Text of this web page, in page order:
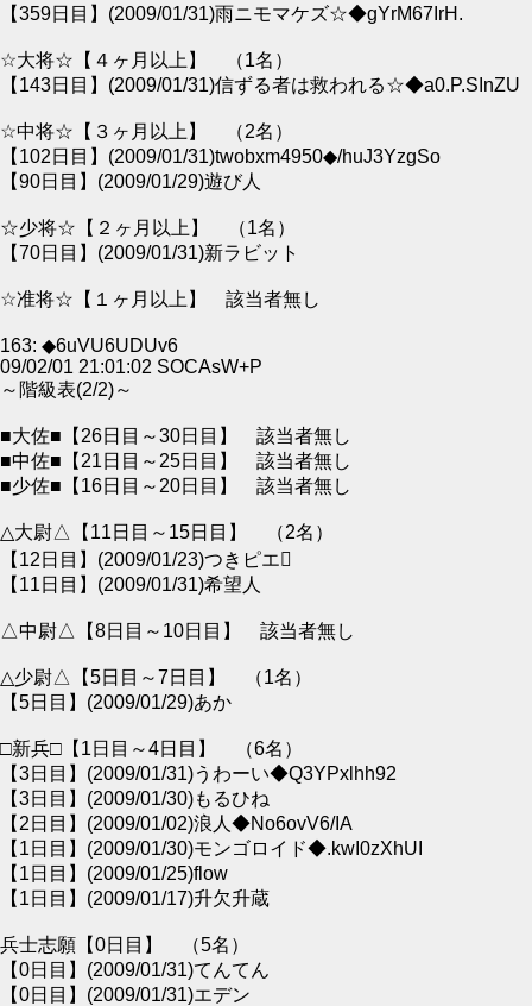
【359日目】(2009/01/31)雨ニモマケズ☆◆gYrM67IrH.
☆大将☆【４ヶ月以上】 （1名）
【143日目】(2009/01/31)信ずる者は救われる☆◆a0.P.SInZU
☆中将☆【３ヶ月以上】 （2名）
【102日目】(2009/01/31)twobxm4950◆/huJ3YzgSo
【90日目】(2009/01/29)遊び人
☆少将☆【２ヶ月以上】 （1名）
【70日目】(2009/01/31)新ラビット
☆准将☆【１ヶ月以上】 該当者無し
163: ◆6uVU6UDUv6
09/02/01 21:01:02 SOCAsW+P
～階級表(2/2)～
■大佐■【26日目～30日目】 該当者無し
■中佐■【21日目～25日目】 該当者無し
■少佐■【16日目～20日目】 該当者無し
△大尉△【11日目～15日目】 （2名）
【12日目】(2009/01/23)つきピエ
【11日目】(2009/01/31)希望人
△中尉△【8日目～10日目】 該当者無し
△少尉△【5日目～7日目】 （1名）
【5日目】(2009/01/29)あか
□新兵□【1日目～4日目】 （6名）
【3日目】(2009/01/31)うわーい◆Q3YPxlhh92
【3日目】(2009/01/30)もるひね
【2日目】(2009/01/02)浪人◆No6ovV6/IA
【1日目】(2009/01/30)モンゴロイド◆.kwI0zXhUI
【1日目】(2009/01/25)flow
【1日目】(2009/01/17)升欠升蔵
兵士志願【0日目】 （5名）
【0日目】(2009/01/31)てんてん
【0日目】(2009/01/31)エデン